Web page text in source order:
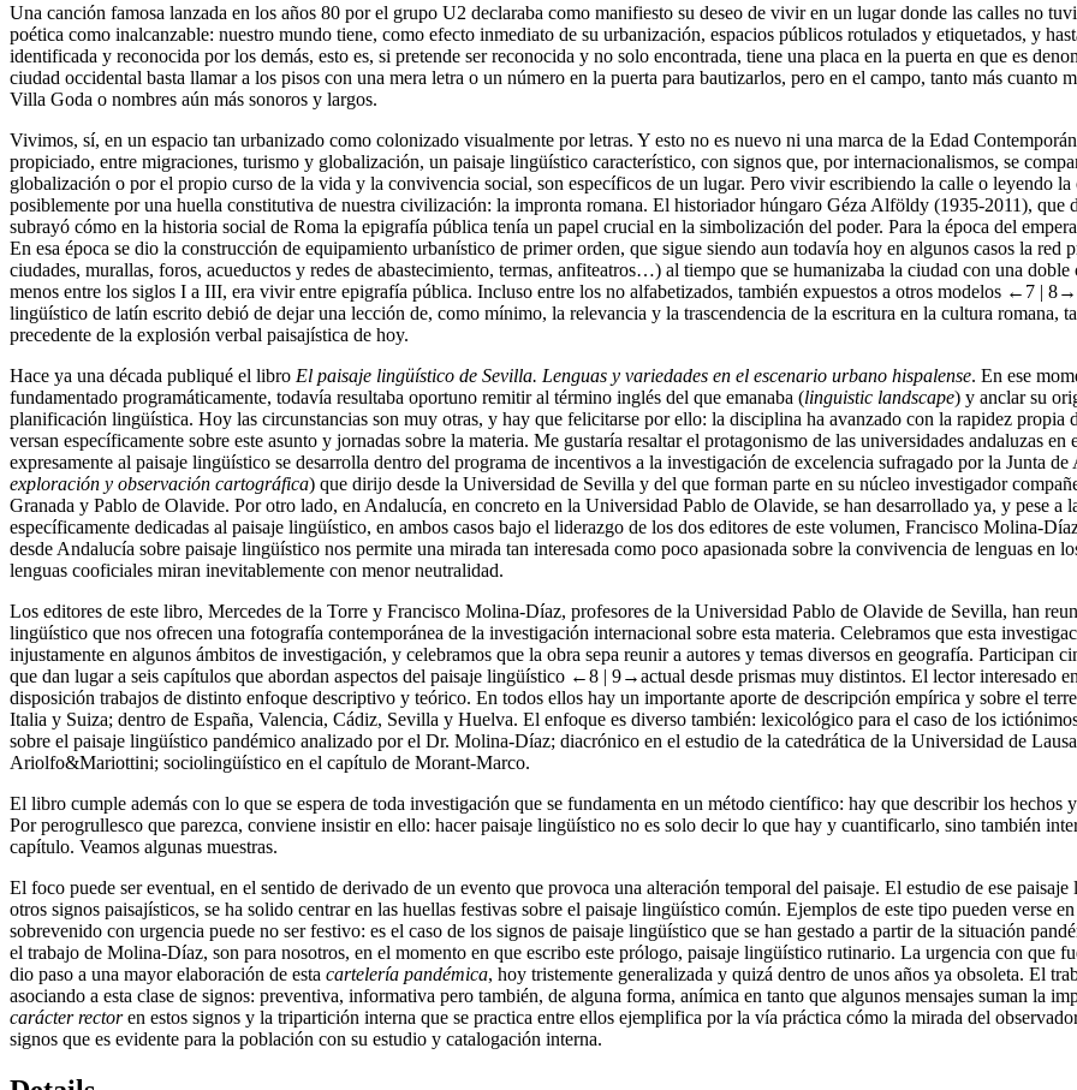
Una canción famosa lanzada en los años 80 por el grupo U2 declaraba como manifiesto su deseo de vivir en un lugar donde las calles no
poética como inalcanzable: nuestro mundo tiene, como efecto inmediato de su urbanización, espacios públicos rotulados y etiquetados, y
identificada y reconocida por los demás, esto es, si pretende ser reconocida y no solo encontrada, tiene una placa en la puerta en que es
ciudad occidental basta llamar a los pisos con una mera letra o un número en la puerta para bautizarlos, pero en el campo, tanto más cuanto
Villa Goda o nombres aún más sonoros y largos.
Vivimos, sí, en un espacio tan urbanizado como colonizado visualmente por letras. Y esto no es nuevo ni una marca de la Edad
propiciado, entre migraciones, turismo y globalización, un paisaje lingüístico característico, con signos que, por internacionalismos, se
globalización o por el propio curso de la vida y la convivencia social, son específicos de un lugar. Pero vivir escribiendo la calle o leyendo
posiblemente por una huella constitutiva de nuestra civilización: la impronta romana. El historiador húngaro Géza Alföldy (1935-2011), que
subrayó cómo en la historia social de Roma la epigrafía pública tenía un papel crucial en la simbolización del poder. Para la época del
En esa época se dio la construcción de equipamiento urbanístico de primer orden, que sigue siendo aun todavía hoy en algunos casos la red
ciudades, murallas, foros, acueductos y redes de abastecimiento, termas, anfiteatros…) al tiempo que se humanizaba la ciudad con una
menos entre los siglos I a III, era vivir entre epigrafía pública. Incluso entre los no alfabetizados, también expuestos a otros modelos ←7 | 8→
lingüístico de latín escrito debió de dejar una lección de, como mínimo, la relevancia y la trascendencia de la escritura en la cultura romana,
precedente de la explosión verbal paisajística de hoy.
Hace ya una década publiqué el libro El paisaje lingüístico de Sevilla. Lenguas y variedades en el escenario urbano hispalense. En ese
fundamentado programáticamente, todavía resultaba oportuno remitir al término inglés del que emanaba (linguistic landscape) y anclar su
planificación lingüística. Hoy las circunstancias son muy otras, y hay que felicitarse por ello: la disciplina ha avanzado con la rapidez propia
versan específicamente sobre este asunto y jornadas sobre la materia. Me gustaría resaltar el protagonismo de las universidades andaluzas
expresamente al paisaje lingüístico se desarrolla dentro del programa de incentivos a la investigación de excelencia sufragado por la Junta
exploración y observación cartográfica) que dirijo desde la Universidad de Sevilla y del que forman parte en su núcleo investigador
Granada y Pablo de Olavide. Por otro lado, en Andalucía, en concreto en la Universidad Pablo de Olavide, se han desarrollado ya, y pese a
específicamente dedicadas al paisaje lingüístico, en ambos casos bajo el liderazgo de los dos editores de este volumen, Francisco Molina-
desde Andalucía sobre paisaje lingüístico nos permite una mirada tan interesada como poco apasionada sobre la convivencia de lenguas en
lenguas cooficiales miran inevitablemente con menor neutralidad.
Los editores de este libro, Mercedes de la Torre y Francisco Molina-Díaz, profesores de la Universidad Pablo de Olavide de Sevilla, han
lingüístico que nos ofrecen una fotografía contemporánea de la investigación internacional sobre esta materia. Celebramos que esta
injustamente en algunos ámbitos de investigación, y celebramos que la obra sepa reunir a autores y temas diversos en geografía. Participan
que dan lugar a seis capítulos que abordan aspectos del paisaje lingüístico ←8 | 9→actual desde prismas muy distintos. El lector interesado
disposición trabajos de distinto enfoque descriptivo y teórico. En todos ellos hay un importante aporte de descripción empírica y sobre el
Italia y Suiza; dentro de España, Valencia, Cádiz, Sevilla y Huelva. El enfoque es diverso también: lexicológico para el caso de los
sobre el paisaje lingüístico pandémico analizado por el Dr. Molina-Díaz; diacrónico en el estudio de la catedrática de la Universidad de
Ariolfo&Mariottini; sociolingüístico en el capítulo de Morant-Marco.
El libro cumple además con lo que se espera de toda investigación que se fundamenta en un método científico: hay que describir los hechos
Por perogrullesco que parezca, conviene insistir en ello: hacer paisaje lingüístico no es solo decir lo que hay y cuantificarlo, sino también
capítulo. Veamos algunas muestras.
El foco puede ser eventual, en el sentido de derivado de un evento que provoca una alteración temporal del paisaje. El estudio de ese
otros signos paisajísticos, se ha solido centrar en las huellas festivas sobre el paisaje lingüístico común. Ejemplos de este tipo pueden verse
sobrevenido con urgencia puede no ser festivo: es el caso de los signos de paisaje lingüístico que se han gestado a partir de la situación
el trabajo de Molina-Díaz, son para nosotros, en el momento en que escribo este prólogo, paisaje lingüístico rutinario. La urgencia con que
dio paso a una mayor elaboración de esta cartelería pandémica, hoy tristemente generalizada y quizá dentro de unos años ya obsoleta. El
asociando a esta clase de signos: preventiva, informativa pero también, de alguna forma, anímica en tanto que algunos mensajes suman la
carácter rectoren estos signos y la tripartición interna que se practica entre ellos ejemplifica por la vía práctica cómo la mirada del
signos que es evidente para la población con su estudio y catalogación interna.